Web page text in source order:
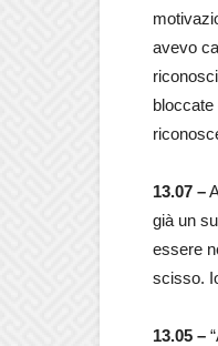
avevo
13.07 –
già un
essere
scisso.
13.05 –